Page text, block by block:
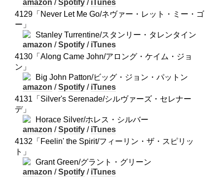
amazon / Spotify / iTunes
4129「Never Let Me Go/ネヴァー・レット・ミー・ゴ
ー」
Stanley Turrentine/スタンリー・タレンタイン
amazon /Spotify / iTunes
4130「Along Came John/アロング・ケイム・ジョ
ン」
Big John Patton/ビッグ・ジョン・パットン
amazon /Spotify / iTunes
4131「Silver's Serenade/シルヴァーズ・セレナー
デ」
Horace Silver/ホレス・シルバー
amazon /Spotify / iTunes
4132「Feelin' the Spirit/フィーリン・ザ・スピリッ
ト」
Grant Green/グラント・グリーン
amazon /Spotify / iTunes